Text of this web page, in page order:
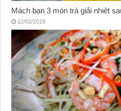
Mách bạn 3 món trà giải nhiệt
12/02/2019